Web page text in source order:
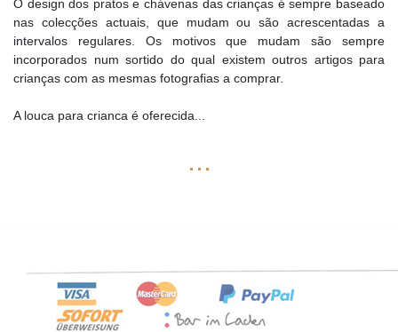
O design dos pratos e chávenas das crianças é sempre baseado
nas colecções actuais, que mudam ou são acrescentadas a
intervalos regulares. Os motivos que mudam são sempre
incorporados num sortido do qual existem outros artigos para
crianças com as mesmas fotografias a comprar.
A louca para crianca é oferecida
...